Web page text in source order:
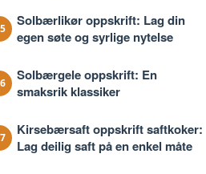
Solbærlikør oppskrift: Lag din
egen søte og syrlige nytelse
Solbærgele oppskrift: En
smaksrik klassiker
Kirsebærsaft oppskrift saftkoker:
Lag deilig saft på en enkel måte